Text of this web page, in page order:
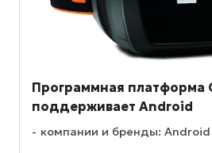
Программная платформа
поддерживает Android
компании и бренды: Android